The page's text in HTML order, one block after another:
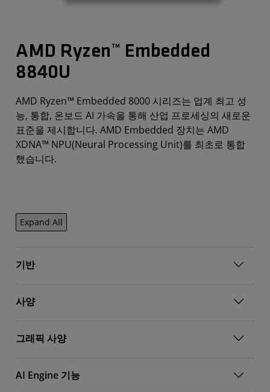
AMD Ryzen™ Embedded
8840U
AMD Ryzen™ Embedded 8000 시리즈는 업계 최고 성
능, 통합, 온보드 AI 가속을 통해 산업 프로세싱의 새로운
표준을 제시합니다. AMD Embedded 장치는 AMD
XDNA™ NPU(Neural Processing Unit)를 최초로 통합
했습니다.
Expand All
기반
사양
그래픽 사양
AI Engine 기능